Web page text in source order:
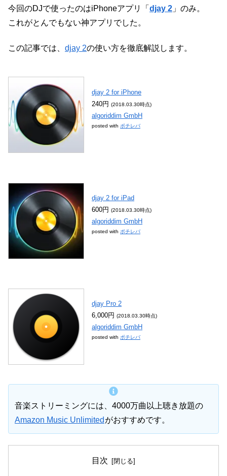
今回のDJで使ったのはiPhoneアプリ「 djay 2 」のみ。
これがとんでもない神アプリでした。
この記事では、 djay 2の使い方を徹底解説します。
djay 2 for iPhone
240円 (2018.03.30時点)
algoriddim GmbH
posted with ポチレバ
djay 2 for iPad
600円 (2018.03.30時点)
algoriddim GmbH
posted with ポチレバ
djay Pro 2
6,000円 (2018.03.30時点)
algoriddim GmbH
posted with ポチレバ
音楽ストリーミングには、4000万曲以上聴き放題の
Amazon Music Unlimited がおすすめです。
目次